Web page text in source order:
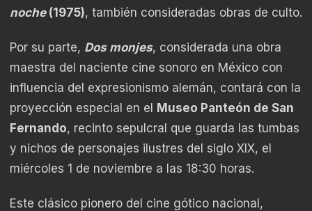
noche(1975), también consideradas obras de culto.
Por su parte, Dos monjes, considerada una obra
maestra del naciente cine sonoro en México con
influencia del expresionismo alemán, contará con la
proyección especial en el Museo Panteón de San
Fernando, recinto sepulcral que guarda las tumbas
y nichos de personajes ilustres del siglo XIX, el
miércoles 1 de noviembre a las 18:30 horas.
Este clásico pionero del cine gótico nacional,